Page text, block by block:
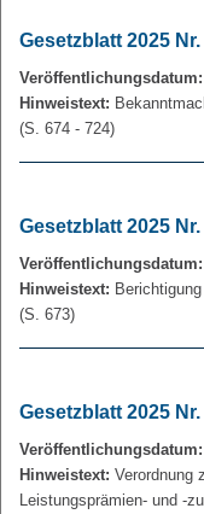
Gesetzblatt 2025 Nr.
Veröffentlichungsdatum:
Hinweistext:
(S. 674 - 724)
Gesetzblatt 2025 Nr.
Veröffentlichungsdatum:
Hinweistext:
(S. 673)
Gesetzblatt 2025 Nr.
Veröffentlichungsdatum:
Hinweistext: Verordnung
Leistungsprämien- und